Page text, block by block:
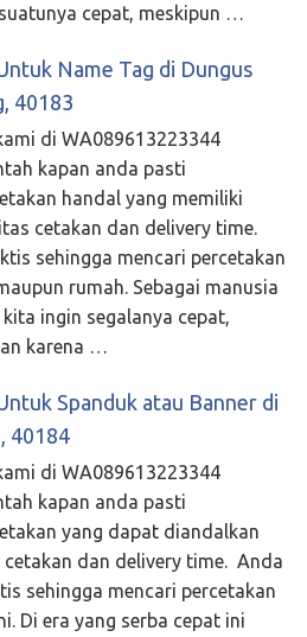
cepat, meskipun …
Name Tag di Dungus
40183
di WA089613223344
kapan anda pasti
handal yang memiliki
cetakan dan delivery time.
sehingga mencari percetakan
rumah. Sebagai manusia
ingin segalanya cepat,
karena …
Spanduk atau Banner di
40184
di WA089613223344
kapan anda pasti
yang dapat diandalkan
dan delivery time. Anda
sehingga mencari percetakan
Di era yang serba cepat ini